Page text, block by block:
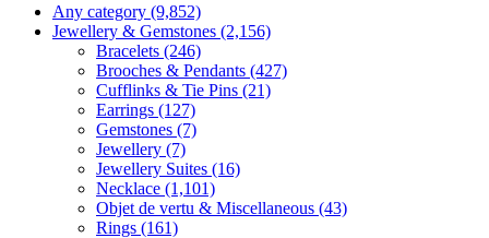
Any category (9,852)
Jewellery & Gemstones (2,156)
Bracelets (246)
Brooches & Pendants (427)
Cufflinks & Tie Pins (21)
Earrings (127)
Gemstones (7)
Jewellery (7)
Jewellery Suites (16)
Necklace (1,101)
Objet de vertu & Miscellaneous (43)
Rings (161)